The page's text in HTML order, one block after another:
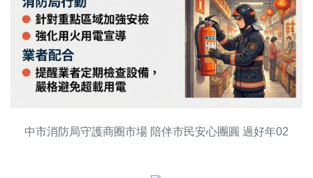
中市消防局守護商圈市場 陪伴市民安心團圓 過好年02